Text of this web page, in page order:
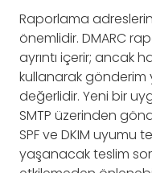
Raporlama
önemlidir. DMARC
ayrıntı içerir; ancak
kullanarak gönderim
değerlidir. Yeni bir
SMTP üzerinden
SPF ve DKIM uyumu
yaşanacak teslim